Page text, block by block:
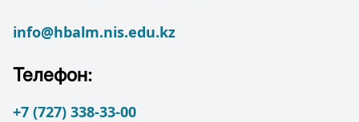
info@hbalm.nis.edu.kz
Телефон:
+7 (727) 338-33-00